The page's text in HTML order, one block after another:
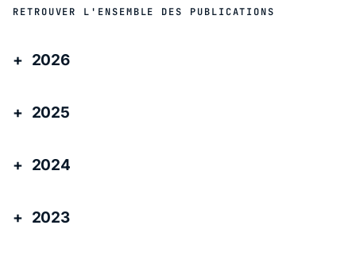
RETROUVER L'ENSEMBLE DES PUBLICATIONS
2026
2025
2024
2023